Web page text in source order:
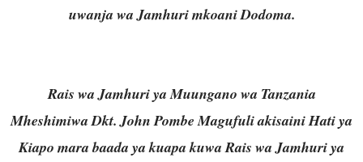
uwanja wa Jamhuri mkoani Dodoma.
Rais wa Jamhuri ya Muungano wa Tanzania
Mheshimiwa Dkt. John Pombe Magufuli akisaini Hati ya
Kiapo mara baada ya kuapa kuwa Rais wa Jamhuri ya